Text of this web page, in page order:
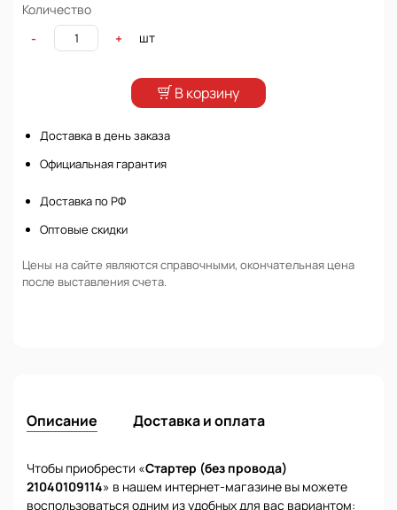
Количество
-
+ шт
В корзину
Доставка в день заказа
Официальная гарантия
Доставка по РФ
Оптовые скидки
Цены на сайте являются справочными, окончательная цена
после выставления счета.
Описание Доставка и оплата
Чтобы приобрести «Стартер (без провода)
21040109114» в нашем интернет-магазине вы можете
воспользоваться одним из удобных для вас вариантом: